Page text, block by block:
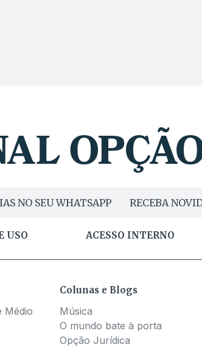
NO SEU WHATSAPP RECEBA
USO ACESSO INTERNO
Médio
Colunas e Blogs
Música
O mundo bate à porta
Opção Jurídica